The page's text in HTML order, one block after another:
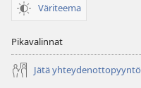
Väriteema
Pikavalinnat
Jätä yhteydenottopyyntö